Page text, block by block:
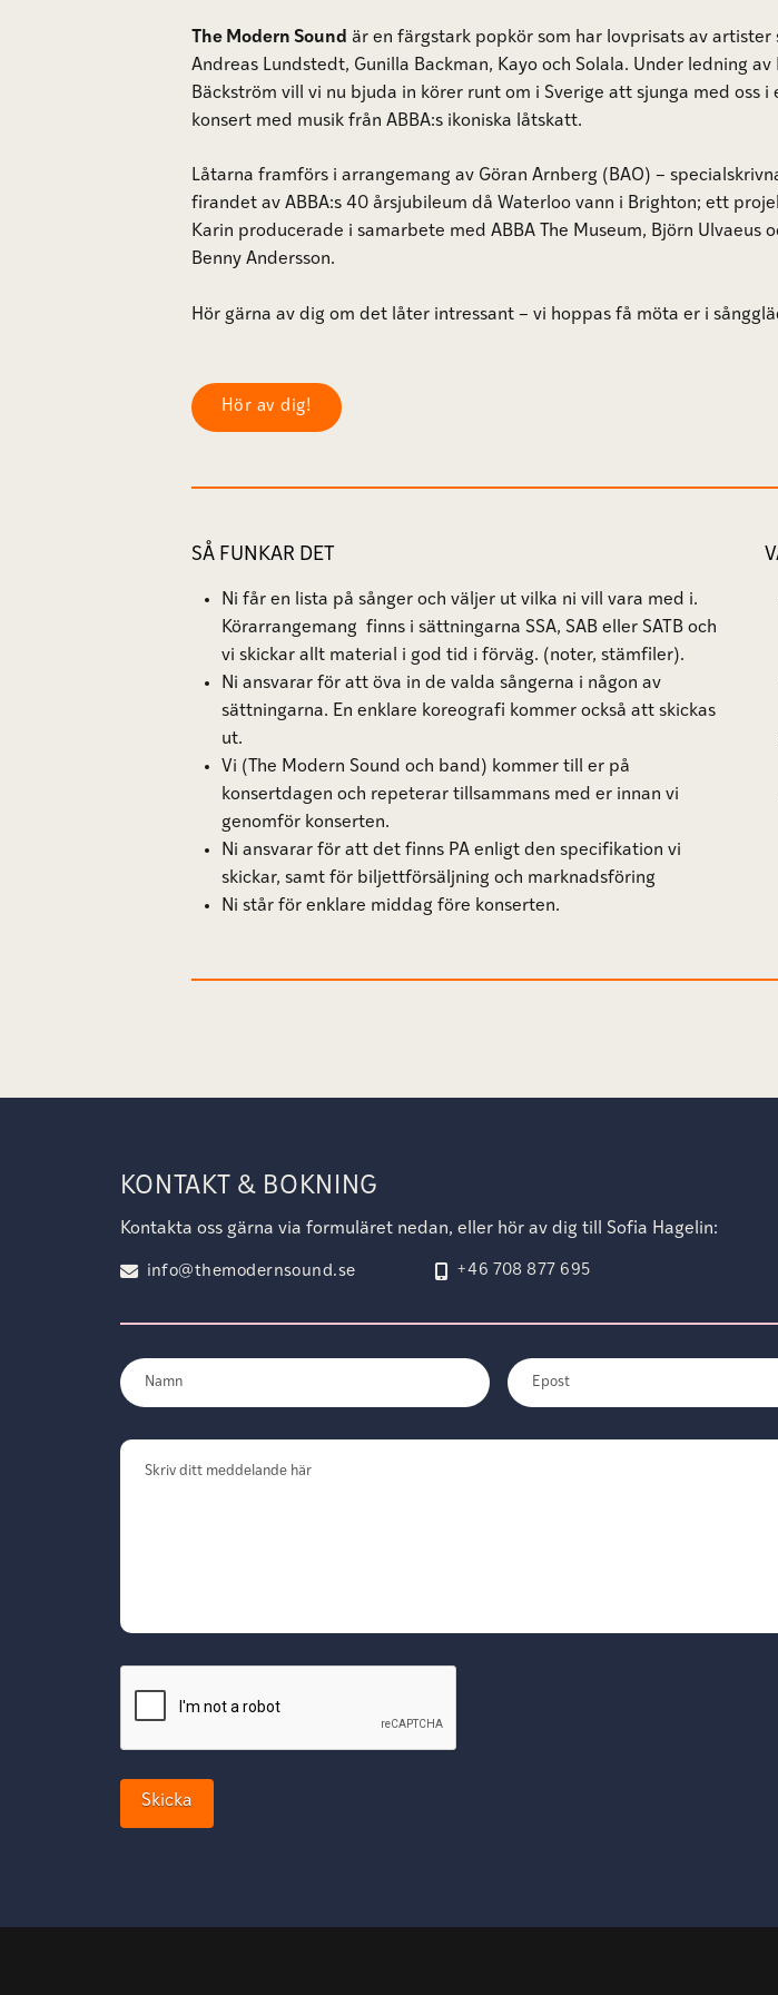
The Modern Sound är en färgstark popkör som har lovprisats av artister
Andreas Lundstedt, Gunilla Backman, Kayo och Solala. Under ledning av
Bäckström vill vi nu bjuda in körer runt om i Sverige att sjunga med oss i
konsert med musik från ABBA:s ikoniska låtskatt.
Låtarna framförs i arrangemang av Göran Arnberg (BAO) –
firandet av ABBA:s 40 årsjubileum då Waterloo vann i Brighton; ett
Karin producerade i samarbete med ABBA The Museum, Björn Ulvaeus
Benny Andersson.
Hör gärna av dig om det låter intressant – vi hoppas få möta er i
Hör av dig!
SÅ FUNKAR DET
Ni får en lista på sånger och väljer ut vilka ni vill vara med i.
Körarrangemang finns i sättningarna SSA, SAB eller SATB och
vi skickar allt material i god tid i förväg. (noter, stämfiler).
Ni ansvarar för att öva in de valda sångerna i någon av
sättningarna. En enklare koreografi kommer också att skickas
ut.
Vi (The Modern Sound och band) kommer till er på
konsertdagen och repeterar tillsammans med er innan vi
genomför konserten.
Ni ansvarar för att det finns PA enligt den specifikation vi
skickar, samt för biljettförsäljning och marknadsföring
Ni står för enklare middag före konserten.
KONTAKT & BOKNING
Kontakta oss gärna via formuläret nedan, eller hör av dig till Sofia Hagelin:
info@themodernsound.se +46 708 877 695
post(Obligatoriskt)
Skicka